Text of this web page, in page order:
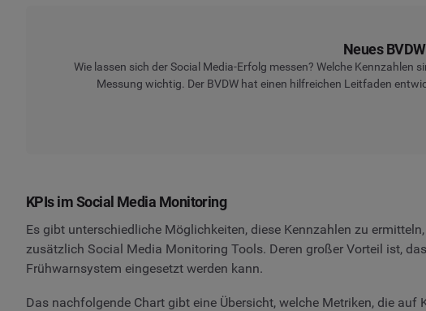
Neues
Wie lassen sich der Social Media-Erfolg messen? Welche Kennzahlen
Messung wichtig. Der BVDW hat einen hilfreichen Leitfaden
KPIs im Social Media Monitoring
Es gibt unterschiedliche Möglichkeiten, diese Kennzahlen zu
zusätzlich Social Media Monitoring Tools. Deren großer Vorteil ist,
Frühwarnsystem eingesetzt werden kann.
Das nachfolgende Chart gibt eine Übersicht, welche Metriken, die